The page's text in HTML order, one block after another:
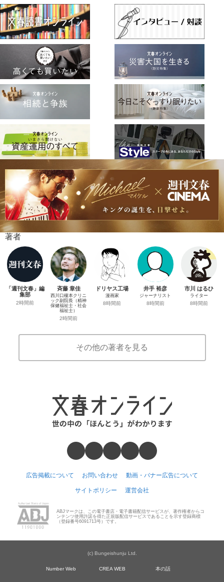
著者
「週刊文春」編
集部
2時間前
斉藤 章佳
西川口榎本クリニ
ック副院長（精神
保健福祉士・社会
福祉士）
2時間前
ドリヤス工場
漫画家
8時間前
井手 裕彦
ジャーナリスト
8時間前
市川 はるひ
ライター
8時間前
その他の著者を見る
広告掲載について お問い合わせ 動画・バナー広告について
サイトポリシー 運営会社
ABJマークは、この電子書店・電子書籍配信サービスが、著作権者からコ
ンテンツ使用許諾を得た正規版配信サービスであることを示す登録商標
（登録番号6091713号）です。
(c) Bungeishunju Ltd.
Number Web CREA WEB 本の話